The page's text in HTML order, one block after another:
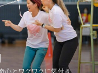
とワクワクに気付き、